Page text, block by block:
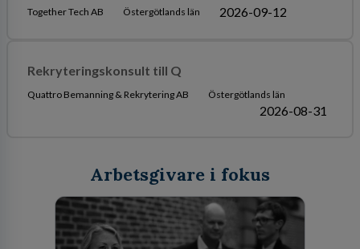
Together Tech AB Östergötlands län 2026-09-12
Rekryteringskonsult till Q
Quattro Bemanning & Rekrytering AB Östergötlands län
2026-08-31
Arbetsgivare i fokus